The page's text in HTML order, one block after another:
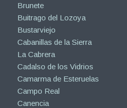
Brunete
Buitrago del Lozoya
Bustarviejo
Cabanillas de la Sierra
La Cabrera
Cadalso de los Vidrios
Camarma de Esteruelas
Campo Real
Canencia